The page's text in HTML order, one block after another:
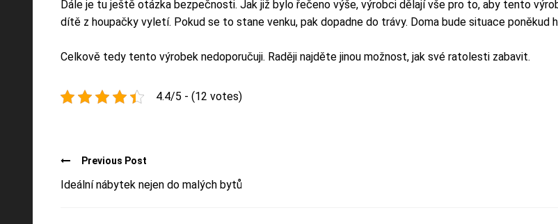
Dále je tu ještě otázka bezpečnosti. Jak již bylo řečeno výše, výrobci dělají vše pro to, aby tento
dítě z houpačky vyletí. Pokud se to stane venku, pak dopadne do trávy. Doma bude situace poněkud
Celkově tedy tento výrobek nedoporučuji. Raději najděte jinou možnost, jak své ratolesti zabavit.
4.4/5 - (12 votes)
Previous Post
Ideální nábytek nejen do malých bytů